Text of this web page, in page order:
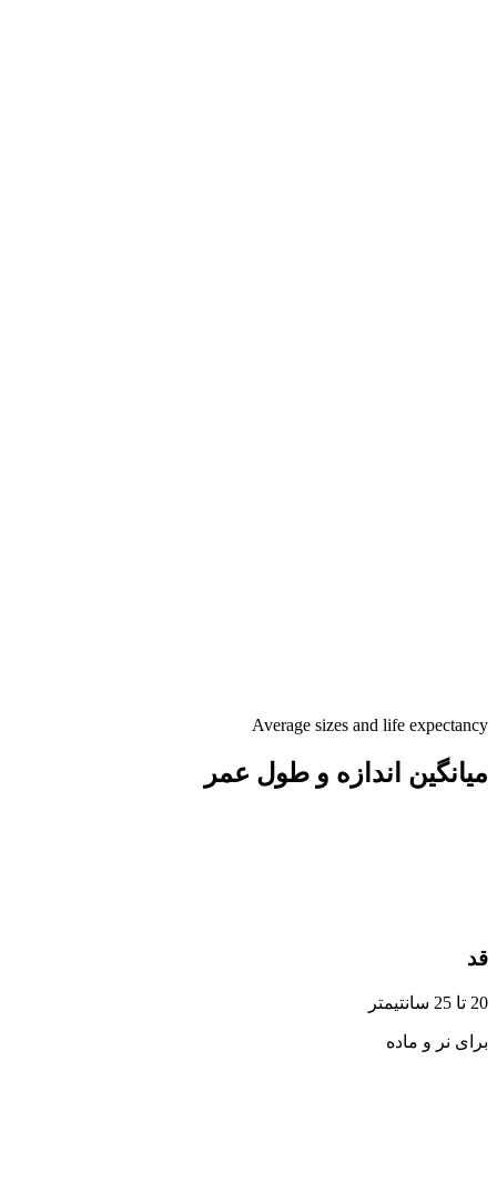
Average sizes and life expectancy
میانگین اندازه و طول عمر
قد
20 تا 25 سانتیمتر
برای نر و ماده